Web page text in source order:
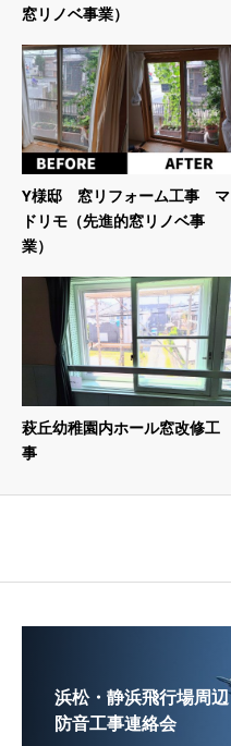
窓リノベ事業）
Y様邸 窓リフォーム工事 マ
ドリモ（先進的窓リノベ事
業）
萩丘幼稚園内ホール窓改修工
事
浜松・静浜飛行場周辺
防音工事連絡会